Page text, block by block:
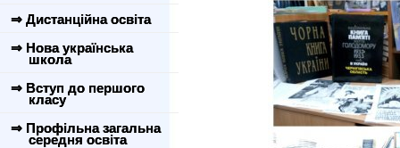
⇒ Дистанційна освіта
⇒ Нова українська
школа
⇒ Вступ до першого
класу
⇒ Профільна загальна
середня освіта